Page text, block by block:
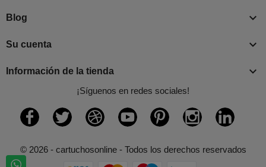
Blog 
Su cuenta 
Información de la tienda 
¡Síguenos en redes sociales!
Facebook Twitter Rss YouTube Pinterest InstagramLinkedIn
© 2026 - cartuchosonline - Todos los derechos reservados